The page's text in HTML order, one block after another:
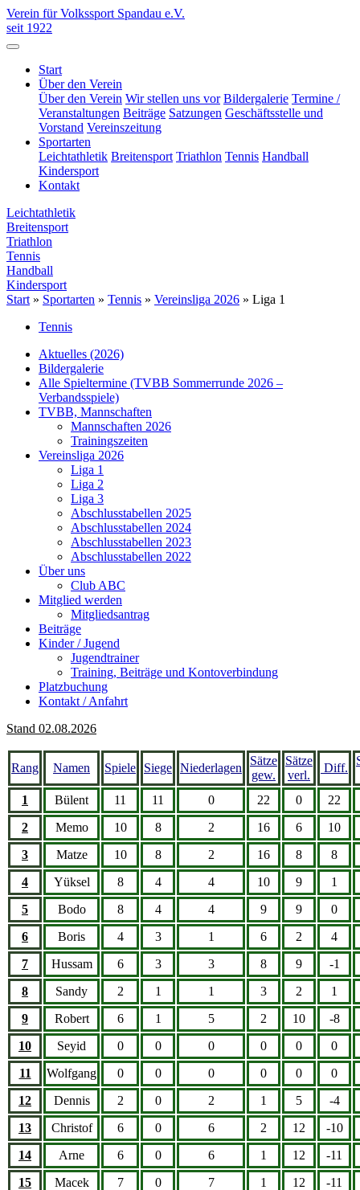
Verein für Volkssport Spandau e.V.
seit 1922
Start
Über den Verein
Über den Verein Wir stellen uns vor Bildergalerie Termine /
Veranstaltungen Beiträge Satzungen Geschäftsstelle und
Vorstand Vereinszeitung
Sportarten
Leichtathletik Breitensport Triathlon Tennis Handball
Kindersport
Kontakt
Leichtathletik
Breitensport
Triathlon
Tennis
Handball
Kindersport
Start » Sportarten » Tennis » Vereinsliga 2026 » Liga 1
Tennis
Aktuelles (2026)
Bildergalerie
Alle Spieltermine (TVBB Sommerrunde 2026 –
Verbandsspiele)
TVBB, Mannschaften
Mannschaften 2026
Trainingszeiten
Vereinsliga 2026
Liga 1
Liga 2
Liga 3
Abschlusstabellen 2025
Abschlusstabellen 2024
Abschlusstabellen 2023
Abschlusstabellen 2022
Über uns
Club ABC
Mitglied werden
Mitgliedsantrag
Beiträge
Kinder / Jugend
Jugendtrainer
Training, Beiträge und Kontoverbindung
Platzbuchung
Kontakt / Anfahrt
Stand 02.08.2026
Rang Namen Spiele Siege Niederlagen
Sätze
gew.
Sätze
verl.
Diff.
1
Bülent 11 11 0 22 0
22
2
Memo 10 8 2 16 6
10
3
Matze 10 8 2 16 8
8
4
Yüksel 8 4 4 10 9
1
5
Bodo 8 4 4 9 9
0
6
Boris 4 3 1 6 2
4
7
Hussam 6 3 3 8 9
-1
8
Sandy 2 1 1 3 2
1
9
Robert 6 1 5 2 10
-8
10
Seyid 0 0 0 0 0
0
11
Wolfgang 0 0 0 0 0
0
12
Dennis 2 0 2 1 5
-4
13
Christof 6 0 6 2 12
-10
14
Arne 6 0 6 1 12
-11
15
Macek 7 0 7 1 12 -11